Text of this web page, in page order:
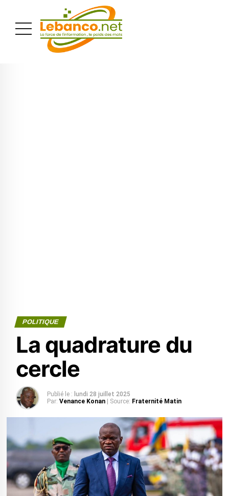
POLITIQUE
La quadrature du
cercle
Publié le : lundi 28 juillet 2025
Par: Venance Konan | Source: Fraternité Matin